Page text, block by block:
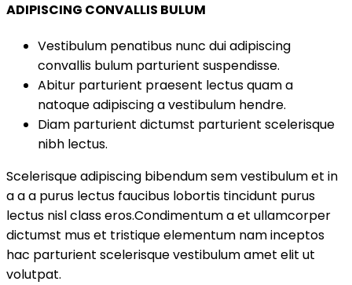
ADIPISCING CONVALLIS BULUM
Vestibulum penatibus nunc dui adipiscing
convallis bulum parturient suspendisse.
Abitur parturient praesent lectus quam a
natoque adipiscing a vestibulum hendre.
Diam parturient dictumst parturient scelerisque
nibh lectus.
Scelerisque adipiscing bibendum sem vestibulum et in
a a a purus lectus faucibus lobortis tincidunt purus
lectus nisl class eros.Condimentum a et ullamcorper
dictumst mus et tristique elementum nam inceptos
hac parturient scelerisque vestibulum amet elit ut
volutpat.